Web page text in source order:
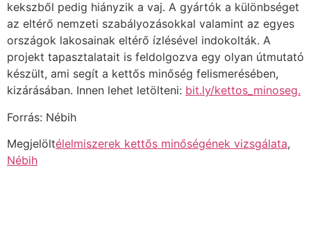
kekszből pedig hiányzik a vaj. A gyártók a különbséget
az eltérő nemzeti szabályozásokkal valamint az egyes
országok lakosainak eltérő ízlésével indokolták. A
projekt tapasztalatait is feldolgozva egy olyan útmutató
készült, ami segít a kettős minőség felismerésében,
kizárásában. Innen lehet letölteni: bit.ly/kettos_minoseg.
Forrás: Nébih
Megjelöltélelmiszerek kettős minőségének vizsgálata,
Nébih